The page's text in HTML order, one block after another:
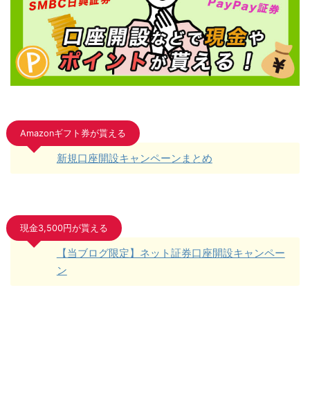
Amazonギフト券が貰える
新規口座開設キャンペーンまとめ
現金3,500円が貰える
【当ブログ限定】ネット証券口座開設キャンペー
ン